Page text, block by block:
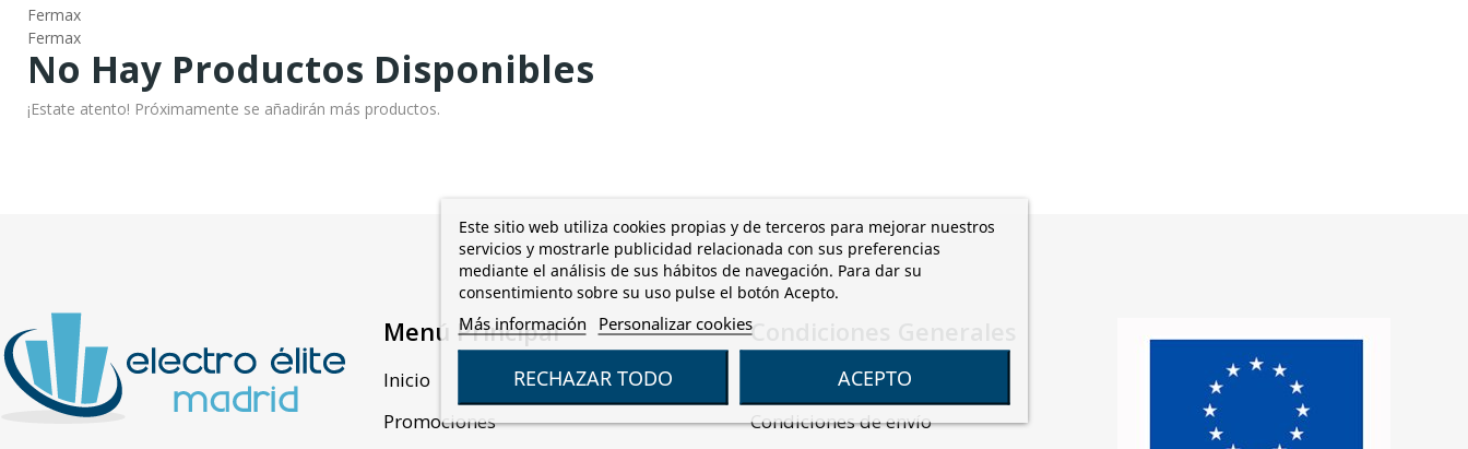
Fermax
Fermax
No Hay Productos Disponibles
¡Estate atento! Próximamente se añadirán más productos.
Menú Principal
Inicio
Promociones
Condiciones Generales
Condiciones de compra
Condiciones de envío
Este sitio web utiliza cookies propias y de terceros para mejorar nuestros
servicios y mostrarle publicidad relacionada con sus preferencias
mediante el análisis de sus hábitos de navegación. Para dar su
consentimiento sobre su uso pulse el botón Acepto.
Más información Personalizar cookies
RECHAZAR TODO ACEPTO